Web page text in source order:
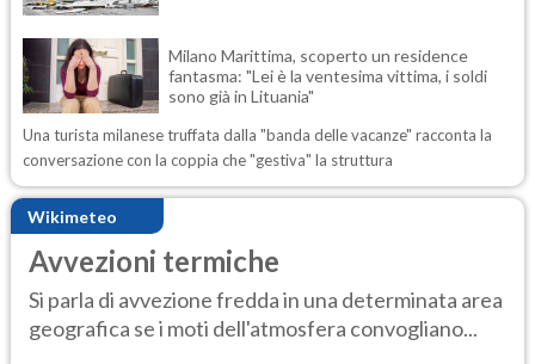
Milano Marittima, scoperto un residence
fantasma: "Lei è la ventesima vittima, i soldi
sono già in Lituania"
Una turista milanese truffata dalla "banda delle vacanze" racconta la
conversazione con la coppia che "gestiva" la struttura
Wikimeteo
Avvezioni termiche
Si parla di avvezione fredda in una determinata area
geografica se i moti dell'atmosfera convogliano...